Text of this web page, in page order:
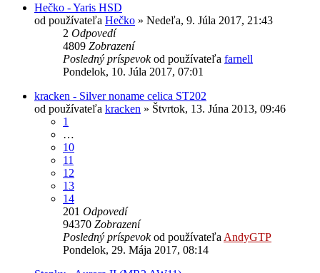
Hečko - Yaris HSD
od používateľa Hečko » Nedeľa, 9. Júla 2017, 21:43
2 Odpovedí
4809 Zobrazení
Posledný príspevokod používateľa farnell
Pondelok, 10. Júla 2017, 07:01
kracken - Silver noname celica ST202
od používateľa kracken » Štvrtok, 13. Júna 2013, 09:46
1
…
10
11
12
13
14
201 Odpovedí
94370 Zobrazení
Posledný príspevokod používateľa AndyGTP
Pondelok, 29. Mája 2017, 08:14